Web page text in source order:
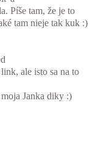
Píše tam, že je to
tam nieje tak kuk :)
ale isto sa na to
Janka diky :)